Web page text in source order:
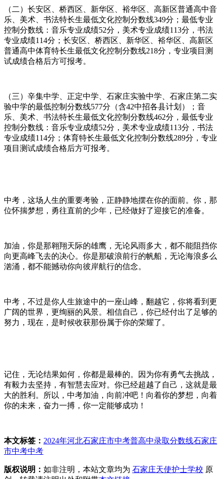
（二）长安区、桥西区、新华区、裕华区、高新区普通高中音
乐、美术、书法特长生最低文化控制分数线349分；最低专业
控制分数线：音乐专业成绩52分，美术专业成绩113分，书法
专业成绩114分；长安区、桥西区、新华区、裕华区、高新区
普通高中体育特长生最低文化控制分数线218分，专业项目测
试成绩合格后方可报考。
（三）辛集中学、正定中学、石家庄实验中学、石家庄第二实
验中学的最低控制分数线577分（含42中招各县计划）；音
乐、美术、书法特长生最低文化控制分数线462分，最低专业
控制分数线：音乐专业成绩52分，美术专业成绩113分，书法
专业成绩114分；体育特长生最低文化控制分数线289分，专业
项目测试成绩合格后方可报考。
中考，这场人生的重要考验，正静静地摆在你的面前。你，那
位怀揣梦想，勇往直前的少年，已经做好了迎接它的准备。
加油，你是那翱翔天际的雄鹰，无论风雨多大，都不能阻挡你
向更高峰飞去的决心。你是那破浪前行的帆船，无论海浪多么
汹涌，都不能撼动你向彼岸航行的信念。
中考，不过是你人生旅途中的一座山峰，翻越它，你将看到更
广阔的世界，更绚丽的风景。相信自己，你已经付出了足够的
努力，现在，是时候收获那份属于你的荣耀了。
记住，无论结果如何，你都是最棒的。因为你有勇气去挑战，
有毅力去坚持，有智慧去应对。你已经超越了自己，这就是最
大的胜利。所以，中考加油，向前冲吧！向着你的梦想，向着
你的未来，奋力一搏，你一定能够成功！
本文标签： 2024年河北石家庄市中考普高中录取分数线石家庄
市中考中考
版权说明： 如非注明，本站文章均为 石家庄天使护士学校 原